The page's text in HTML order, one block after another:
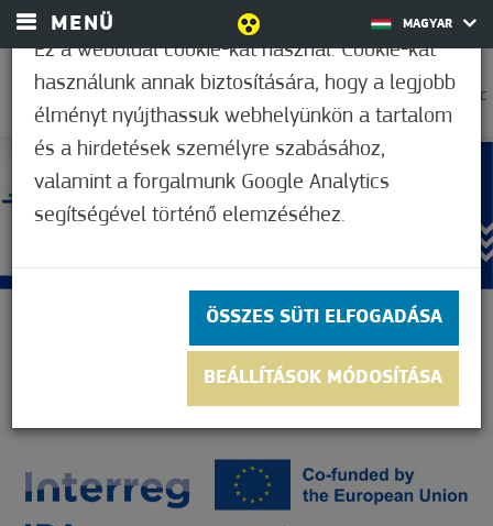
MENÜ MAGYAR
30,6°C
Ez a weboldal cookie-kat használ. Cookie-kat
használunk annak biztosítására, hogy a legjobb
élményt nyújthassuk webhelyünkön a tartalom
és a hirdetések személyre szabásához,
valamint a forgalmunk Google Analytics
segítségével történő elemzéséhez.
ÖSSZES SÜTI ELFOGADÁSA
BEÁLLÍTÁSOK MÓDOSÍTÁSA